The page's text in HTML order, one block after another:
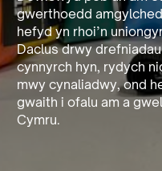
gwerthoedd
hefyd yn rhoi’n
Daclus drwy
cynnyrch hyn, rydych
mwy cynaliadwy, ond
gwaith i ofalu am a
Cymru.